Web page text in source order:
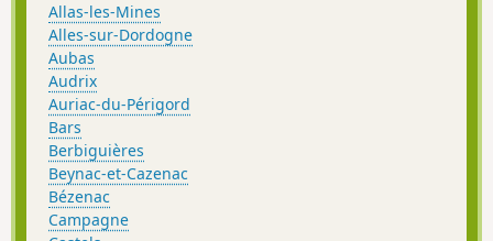
Allas-les-Mines
Alles-sur-Dordogne
Aubas
Audrix
Auriac-du-Périgord
Bars
Berbiguières
Beynac-et-Cazenac
Bézenac
Campagne